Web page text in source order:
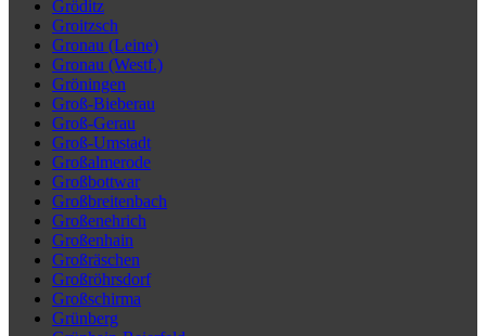
Gröditz
Groitzsch
Gronau (Leine)
Gronau (Westf.)
Gröningen
Groß-Bieberau
Groß-Gerau
Groß-Umstadt
Großalmerode
Großbottwar
Großbreitenbach
Großenehrich
Großenhain
Großräschen
Großröhrsdorf
Großschirma
Grünberg